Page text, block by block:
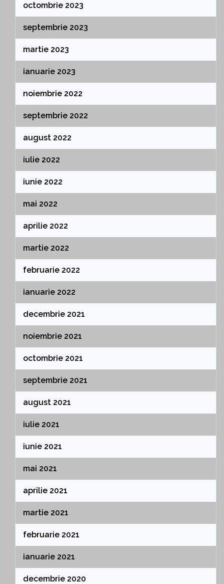
octombrie 2023
septembrie 2023
martie 2023
ianuarie 2023
noiembrie 2022
septembrie 2022
august 2022
iulie 2022
iunie 2022
mai 2022
aprilie 2022
martie 2022
februarie 2022
ianuarie 2022
decembrie 2021
noiembrie 2021
octombrie 2021
septembrie 2021
august 2021
iulie 2021
iunie 2021
mai 2021
aprilie 2021
martie 2021
februarie 2021
ianuarie 2021
decembrie 2020